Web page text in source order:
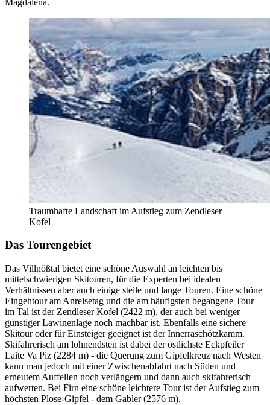
Traumhafte Landschaft im Aufstieg zum Zendleser
Kofel
Das Tourengebiet
Das Villnößtal bietet eine schöne Auswahl an leichten bis
mittelschwierigen Skitouren, für die Experten bei idealen
Verhältnissen aber auch einige steile und lange Touren. Eine schöne
Eingehtour am Anreisetag und die am häufigsten begangene Tour
im Tal ist der Zendleser Kofel (2422 m), der auch bei weniger
günstiger Lawinenlage noch machbar ist. Ebenfalls eine sichere
Skitour oder für Einsteiger geeignet ist der Innerraschötzkamm.
Skifahrerisch am lohnendsten ist dabei der östlichste Eckpfeiler
Laite Va Piz (2284 m) - die Querung zum Gipfelkreuz nach Westen
kann man jedoch mit einer Zwischenabfahrt nach Süden und
erneutem Auffellen noch verlängern und dann auch skifahrerisch
aufwerten. Bei Firn eine schöne leichtere Tour ist der Aufstieg zum
höchsten Plose-Gipfel - dem Gabler (2576 m).